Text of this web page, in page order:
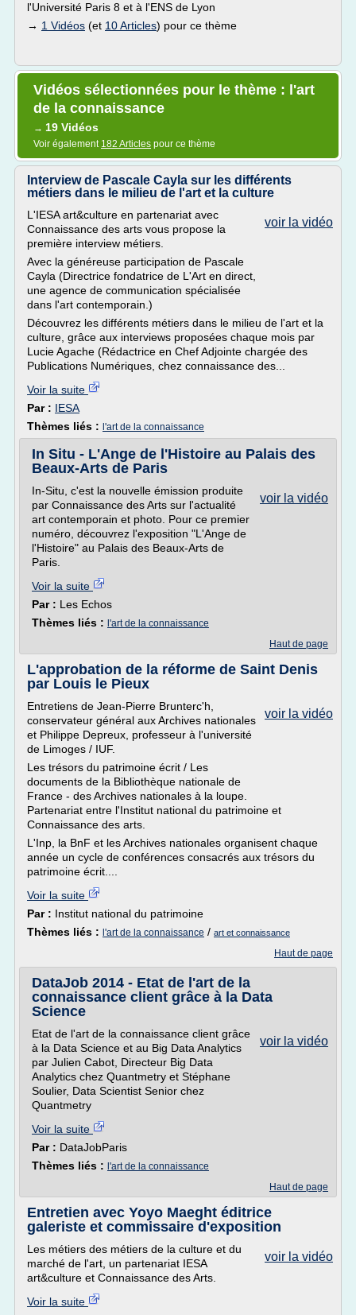
l'Université Paris 8 et à l'ENS de Lyon
→ 1 Vidéos (et 10 Articles) pour ce thème
Vidéos sélectionnées pour le thème : l'art
de la connaissance
→ 19 Vidéos
Voir également 182 Articles pour ce thème
Interview de Pascale Cayla sur les différents
métiers dans le milieu de l'art et la culture
voir la vidéo
L'IESA art&culture en partenariat avec
Connaissance des arts vous propose la
première interview métiers.
Avec la généreuse participation de Pascale
Cayla (Directrice fondatrice de L'Art en direct,
une agence de communication spécialisée
dans l'art contemporain.)
Découvrez les différents métiers dans le milieu de l'art et la
culture, grâce aux interviews proposées chaque mois par
Lucie Agache (Rédactrice en Chef Adjointe chargée des
Publications Numériques, chez connaissance des...
Voir la suite
Par : IESA
Thèmes liés : l'art de la connaissance
In Situ - L'Ange de l'Histoire au Palais des
Beaux-Arts de Paris
voir la vidéo
In-Situ, c'est la nouvelle émission produite
par Connaissance des Arts sur l'actualité
art contemporain et photo. Pour ce premier
numéro, découvrez l'exposition "L'Ange de
l'Histoire" au Palais des Beaux-Arts de
Paris.
Voir la suite
Par : Les Echos
Thèmes liés : l'art de la connaissance
Haut de page
L'approbation de la réforme de Saint Denis
par Louis le Pieux
voir la vidéo
Entretiens de Jean-Pierre Brunterc'h,
conservateur général aux Archives nationales
et Philippe Depreux, professeur à l'université
de Limoges / IUF.
Les trésors du patrimoine écrit / Les
documents de la Bibliothèque nationale de
France - des Archives nationales à la loupe.
Partenariat entre l'Institut national du patrimoine et
Connaissance des arts.
L'Inp, la BnF et les Archives nationales organisent chaque
année un cycle de conférences consacrés aux trésors du
patrimoine écrit....
Voir la suite
Par : Institut national du patrimoine
Thèmes liés : l'art de la connaissance / art et connaissance
Haut de page
DataJob 2014 - Etat de l'art de la
connaissance client grâce à la Data
Science
voir la vidéo
Etat de l'art de la connaissance client grâce
à la Data Science et au Big Data Analytics
par Julien Cabot, Directeur Big Data
Analytics chez Quantmetry et Stéphane
Soulier, Data Scientist Senior chez
Quantmetry
Voir la suite
Par : DataJobParis
Thèmes liés : l'art de la connaissance
Haut de page
Entretien avec Yoyo Maeght éditrice
galeriste et commissaire d'exposition
voir la vidéo
Les métiers des métiers de la culture et du
marché de l'art, un partenariat IESA
art&culture et Connaissance des Arts.
Voir la suite